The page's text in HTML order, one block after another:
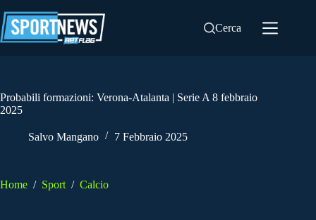
al
contenuto
Cerca
Probabili formazioni: Verona-Atalanta | Serie A 8 febbraio
2025
Salvo Mangano 7 Febbraio 2025
Home / Sport / Calcio